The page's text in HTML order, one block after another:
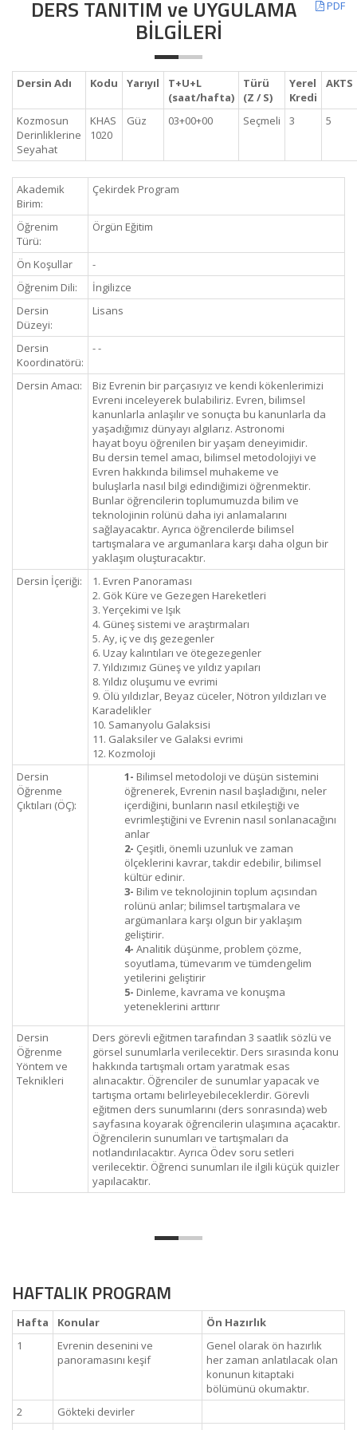
PDF
DERS TANITIM ve UYGULAMA
BİLGİLERİ
Dersin Adı Kodu Yarıyıl
T+U+L
(saat/hafta)
Türü
(Z / S)
Yerel
Kredi
AKTS
Kozmosun
Derinliklerine
Seyahat
KHAS
1020
Güz 03+00+00 Seçmeli 3 5
Akademik
Birim:
Çekirdek Program
Öğrenim
Türü:
Örgün Eğitim
Ön Koşullar
-
Öğrenim Dili:
İngilizce
Dersin
Düzeyi:
Lisans
Dersin
Koordinatörü:
- -
Dersin Amacı:
Biz Evrenin bir parçasıyız ve kendi kökenlerimizi
Evreni inceleyerek bulabiliriz. Evren, bilimsel
kanunlarla anlaşılır ve sonuçta bu kanunlarla da
yaşadığımız dünyayı algılarız. Astronomi
hayat boyu öğrenilen bir yaşam deneyimidir.
Bu dersin temel amacı, bilimsel metodolojiyi ve
Evren hakkında bilimsel muhakeme ve
buluşlarla nasıl bilgi edindiğimizi öğrenmektir.
Bunlar öğrencilerin toplumumuzda bilim ve
teknolojinin rolünü daha iyi anlamalarını
sağlayacaktır. Ayrıca öğrencilerde bilimsel
tartışmalara ve argumanlara karşı daha olgun bir
yaklaşım oluşturacaktır.
Dersin İçeriği:
1. Evren Panoraması
2. Gök Küre ve Gezegen Hareketleri
3. Yerçekimi ve Işık
4. Güneş sistemi ve araştırmaları
5. Ay, iç ve dış gezegenler
6. Uzay kalıntıları ve ötegezegenler
7. Yıldızımız Güneş ve yıldız yapıları
8. Yıldız oluşumu ve evrimi
9. Ölü yıldızlar, Beyaz cüceler, Nötron yıldızları ve
Karadelikler
10. Samanyolu Galaksisi
11. Galaksiler ve Galaksi evrimi
12. Kozmoloji
Dersin
Öğrenme
Çıktıları (ÖÇ):
1- Bilimsel metodoloji ve düşün sistemini
öğrenerek, Evrenin nasıl başladığını, neler
içerdiğini, bunların nasıl etkileştiği ve
evrimleştiğini ve Evrenin nasıl sonlanacağını
anlar
2- Çeşitli, önemli uzunluk ve zaman
ölçeklerini kavrar, takdir edebilir, bilimsel
kültür edinir.
3- Bilim ve teknolojinin toplum açısından
rolünü anlar; bilimsel tartışmalara ve
argümanlara karşı olgun bir yaklaşım
geliştirir.
4- Analitik düşünme, problem çözme,
soyutlama, tümevarım ve tümdengelim
yetilerini geliştirir
5- Dinleme, kavrama ve konuşma
yeteneklerini arttırır
Dersin
Öğrenme
Yöntem ve
Teknikleri
Ders görevli eğitmen tarafından 3 saatlik sözlü ve
görsel sunumlarla verilecektir. Ders sırasında konu
hakkında tartışmalı ortam yaratmak esas
alınacaktır. Öğrenciler de sunumlar yapacak ve
tartışma ortamı belirleyebileceklerdir. Görevli
eğitmen ders sunumlarını (ders sonrasında) web
sayfasına koyarak öğrencilerin ulaşımına açacaktır.
Öğrencilerin sunumları ve tartışmaları da
notlandırılacaktır. Ayrıca Ödev soru setleri
verilecektir. Öğrenci sunumları ile ilgili küçük quizler
yapılacaktır.
HAFTALIK PROGRAM
Hafta Konular
Ön Hazırlık
1
Evrenin desenini ve
panoramasını keşif
Genel olarak ön hazırlık
her zaman anlatılacak olan
konunun kitaptaki
bölümünü okumaktır.
2
Gökteki devirler